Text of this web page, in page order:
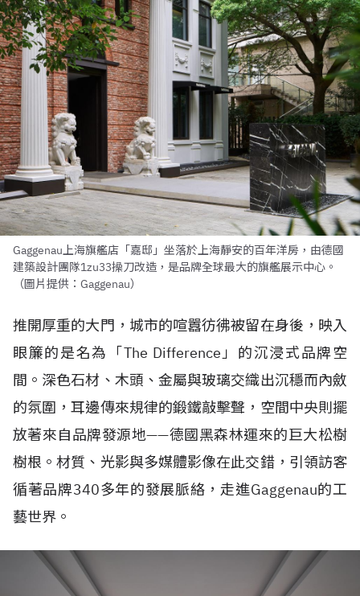
Gaggenau上海旗艦店「嘉邸」坐落於上海靜安的百年洋房，由德國
建築設計團隊1zu33操刀改造，是品牌全球最大的旗艦展示中心。
（圖片提供：Gaggenau）
推開厚重的大門，城市的喧囂彷彿被留在身後，映入
眼簾的是名為「The Difference」的沉浸式品牌空
間。深色石材、木頭、金屬與玻璃交織出沉穩而內斂
的氛圍，耳邊傳來規律的鍛鐵敲擊聲，空間中央則擺
放著來自品牌發源地——德國黑森林運來的巨大松樹
樹根。材質、光影與多媒體影像在此交錯，引領訪客
循著品牌340多年的發展脈絡，走進Gaggenau的工
藝世界。